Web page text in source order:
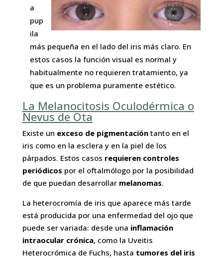
a
pup
ila
más pequeña en el lado del iris más claro. En
estos casos la función visual es normal y
habitualmente no requieren tratamiento, ya
que es un problema puramente estético.
La Melanocitosis Oculodérmica o
Nevus de Ota
Existe un exceso de pigmentacióntanto en el
iris como en la esclera y en la piel de los
párpados. Estos casos requieren controles
periódicos por el oftalmólogo por la posibilidad
de que puedan desarrollar melanomas.
La heterocromía de iris que aparece más tarde
está producida por una enfermedad del ojo que
puede ser variada: desde una inflamación
intraocular crónica, como la Uveitis
Heterocrómica de Fuchs, hasta tumores del iris